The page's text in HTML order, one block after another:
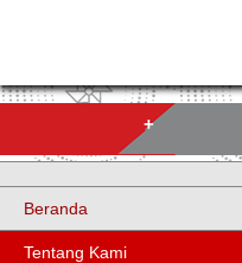
+
Beranda
Tentang Kami